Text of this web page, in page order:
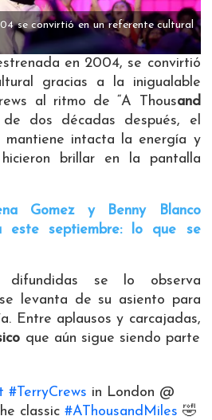
se convirtió en un referente cultural
en 2004, se convirtió
gracias a la inigualable
al ritmo de “A Thousand
dos décadas después, el
mantiene intacta la energía y
brillar en la pantalla
Gomez y Benny Blanco
este septiembre: lo que se
difundidas se lo observa
levanta de su asiento para
Entre aplausos y carcajadas,
que aún sigue siendo parte
#TerryCrews in London @
classic #AThousandMiles 🤣